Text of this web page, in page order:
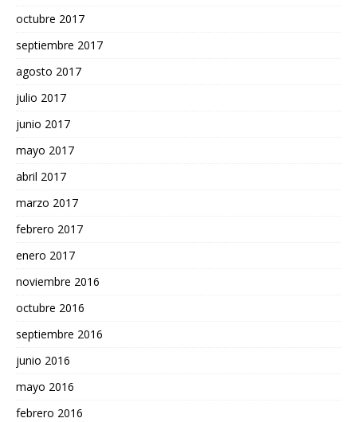
octubre 2017
septiembre 2017
agosto 2017
julio 2017
junio 2017
mayo 2017
abril 2017
marzo 2017
febrero 2017
enero 2017
noviembre 2016
octubre 2016
septiembre 2016
junio 2016
mayo 2016
febrero 2016